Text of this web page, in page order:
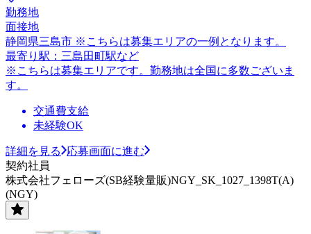
勤務地
面接地
静岡県三島市 ※こちらは募集エリアの一例となります。
最寄り駅：三島田町駅など
※こちらは募集エリアです。勤務地は全国に多数ございま
す。
交通費支給
未経験OK
詳細を見る
応募画面に進む
契約社員
株式会社フェローズ(SB経験量販)NGY_SK_1027_1398T(A)
(NGY)